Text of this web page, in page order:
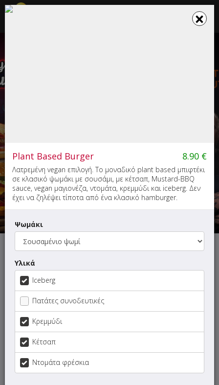
☰
Σκαλίδη 77, Χανιά
Αυτή τη στιγμή το κατάστημα δεν εξυπηρετεί παραγγελίες.
ΜΕΝΟΥ ΠΛΗΡΟΦΟΡΙΕΣ ΑΞΙΟΛΟΓΗΣΕΙΣ
Γρήγορη
αναζήτηση
προϊόντος...
SUPER Προσφορές
×
Plant Based Burger 8.90 €
Λατρεμένη vegan επιλογή. Το μοναδικό plant based μπιφτέκι
σε κλασικό ψωμάκι με σουσάμι, με κέτσαπ, Mustard-BBQ
sauce, vegan μαγιονέζα, ντομάτα, κρεμμύδι και iceberg. Δεν
έχει να ζηλέψει τίποτα από ένα κλασικό hamburger.
Ψωμάκι
Υλικά
Iceberg
Πατάτες συνοδευτικές
Κρεμμύδι
Κέτσαπ
Ντομάτα φρέσκια
×